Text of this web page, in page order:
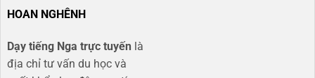
HOAN NGHÊNH
Dạy tiếng Nga trực tuyến là
địa chỉ tư vấn du học và